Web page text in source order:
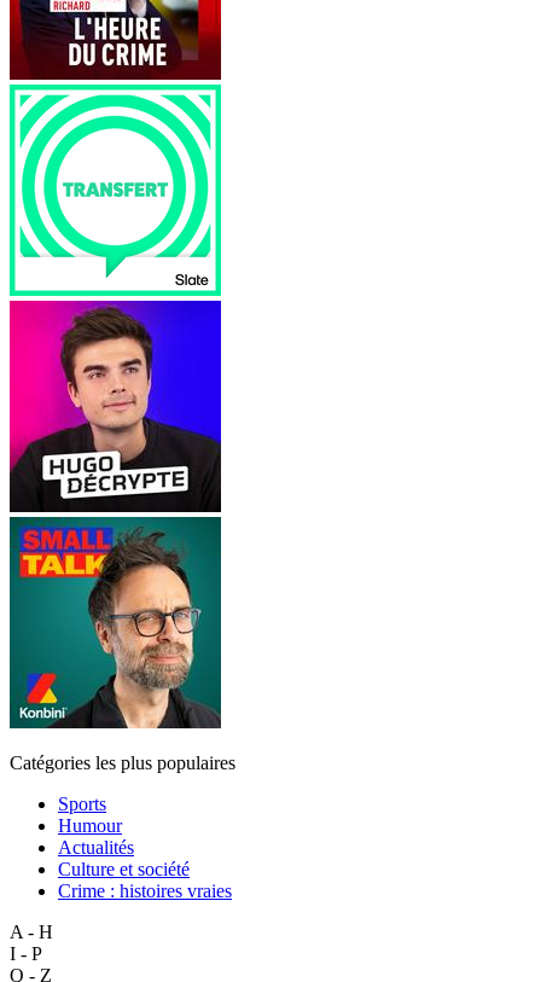
Catégories les plus populaires
Sports
Humour
Actualités
Culture et société
Crime : histoires vraies
A - H
I - P
Q - Z